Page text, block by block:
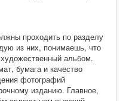
проходить по разделу
из них, понимаешь, что
альбом.
бумага и качество
фотографий
изданию. Главное,